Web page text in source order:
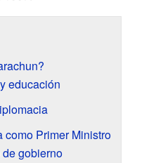
educación
como Primer Ministro
gobierno